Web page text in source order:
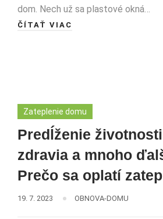
dom. Nech už sa plastové okná…
ČÍTAŤ VIAC
Zateplenie domu
Predĺženie
zdravia a mnoho
Prečo sa oplatí
19. 7. 2023 OBNOVA-DOMU